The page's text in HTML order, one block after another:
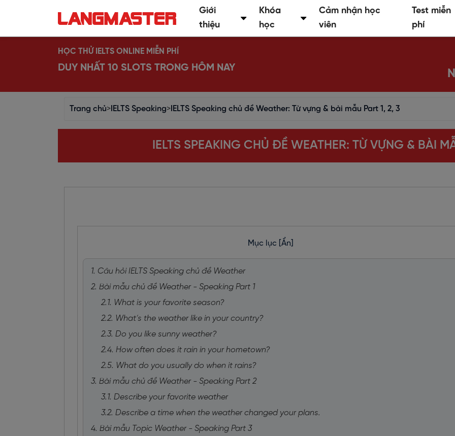
Giới
thiệu
Khóa
học
Cảm nhận học
viên
Test miễn
phí
HỌC THỬ IELTS ONLINE MIỄN PHÍ
DUY NHẤT 10 SLOTS TRONG HÔM NAY
Trang chủ> IELTS Speaking> IELTS Speaking chủ đề Weather: Từ vựng & bài mẫu Part 1, 2, 3
IELTS SPEAKING CHỦ ĐỀ WEATHER: TỪ VỰNG & BÀI
Mục lục [Ẩn]
1. Câu hỏi IELTS Speaking chủ đề Weather
2. Bài mẫu chủ đề Weather - Speaking Part 1
2.1. What is your favorite season?
2.2. What’s the weather like in your country?
2.3. Do you like sunny weather?
2.4. How often does it rain in your hometown?
2.5. What do you usually do when it rains?
3. Bài mẫu chủ đề Weather - Speaking Part 2
3.1. Describe your favorite weather
3.2. Describe a time when the weather changed your plans.
4. Bài mẫu Topic Weather - Speaking Part 3